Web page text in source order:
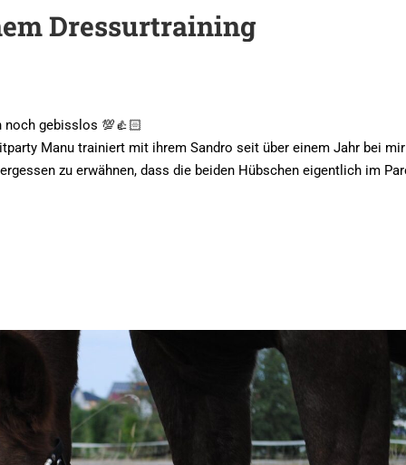
Dressurtraining
gebisslos 💯👍🏻
Manu trainiert mit ihrem Sandro seit über einem Jahr bei
zu erwähnen, dass die beiden Hübschen eigentlich im